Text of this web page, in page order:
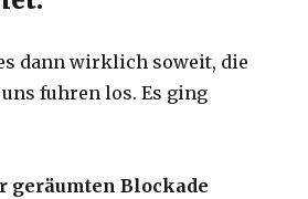
es dann wirklich soweit, die
fuhren los. Es ging
geräumten Blockade